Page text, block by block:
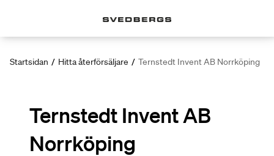
Startsidan / Hitta återförsäljare / Ternstedt Invent AB Norrköping
Ternstedt Invent AB
Norrköping